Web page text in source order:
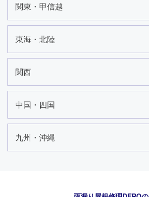
関東・甲信越
東海・北陸
関西
中国・四国
九州・沖縄